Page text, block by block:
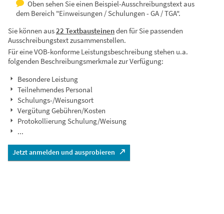
Oben sehen Sie einen Beispiel-Ausschreibungstext aus
dem Bereich "Einweisungen / Schulungen - GA / TGA".
Sie können aus22 Textbausteinenden für Sie passenden
Ausschreibungstext zusammenstellen.
Für eine VOB-konforme Leistungsbeschreibung stehen u.a.
folgenden Beschreibungsmerkmale zur Verfügung:
Besondere Leistung
Teilnehmendes Personal
Schulungs-/Weisungsort
Vergütung Gebühren/Kosten
Protokollierung Schulung/Weisung
...
Jetzt anmelden und ausprobieren